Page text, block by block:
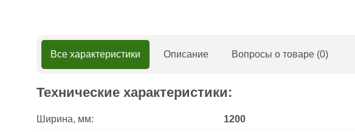
Все характеристики Описание Вопросы о товаре (0)
Технические характеристики:
Ширина, мм:
1200